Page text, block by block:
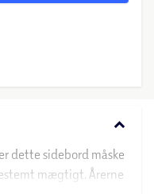
keyboard_arrow_down
dette sidebord måske
mægtigt. Årerne